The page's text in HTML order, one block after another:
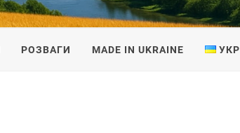
РОЗВАГИ MADE IN UKRAINE УКР